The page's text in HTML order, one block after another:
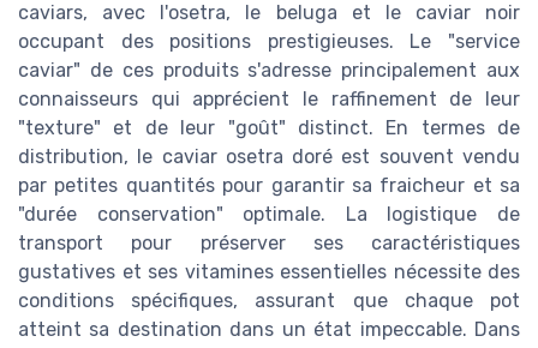
caviars, avec l'osetra, le beluga et le caviar noir
occupant des positions prestigieuses. Le "service
caviar" de ces produits s'adresse principalement aux
connaisseurs qui apprécient le raffinement de leur
"texture" et de leur "goût" distinct. En termes de
distribution, le caviar osetra doré est souvent vendu
par petites quantités pour garantir sa fraicheur et sa
"durée conservation" optimale. La logistique de
transport pour préserver ses caractéristiques
gustatives et ses vitamines essentielles nécessite des
conditions spécifiques, assurant que chaque pot
atteint sa destination dans un état impeccable. Dans